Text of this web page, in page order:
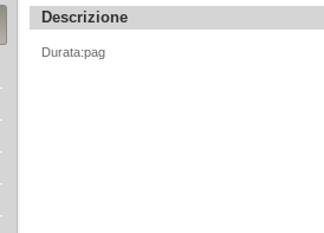
Descrizione
Durata:pag